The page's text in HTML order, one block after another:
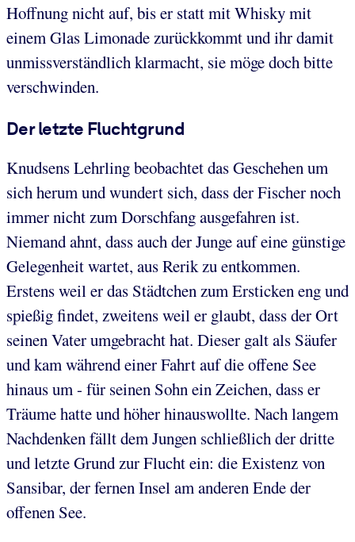
Hoffnung nicht auf, bis er statt mit Whisky mit
einem Glas Limonade zurückkommt und ihr damit
unmissverständlich klarmacht, sie möge doch bitte
verschwinden.
Der letzte Fluchtgrund
Knudsens Lehrling beobachtet das Geschehen um
sich herum und wundert sich, dass der Fischer noch
immer nicht zum Dorschfang ausgefahren ist.
Niemand ahnt, dass auch der Junge auf eine günstige
Gelegenheit wartet, aus Rerik zu entkommen.
Erstens weil er das Städtchen zum Ersticken eng und
spießig findet, zweitens weil er glaubt, dass der Ort
seinen Vater umgebracht hat. Dieser galt als Säufer
und kam während einer Fahrt auf die offene See
hinaus um - für seinen Sohn ein Zeichen, dass er
Träume hatte und höher hinauswollte. Nach langem
Nachdenken fällt dem Jungen schließlich der dritte
und letzte Grund zur Flucht ein: die Existenz von
Sansibar, der fernen Insel am anderen Ende der
offenen See.